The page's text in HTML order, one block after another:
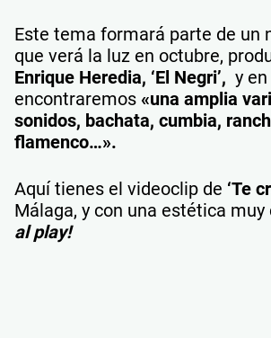
Este tema formará parte de un
que verá la luz en octubre,
Enrique Heredia, ‘El Negri’, y
encontraremos «una amplia
sonidos, bachata, cumbia,
flamenco…».
Aquí tienes el videoclip de ‘Te
Málaga, y con una estética muy
al play!